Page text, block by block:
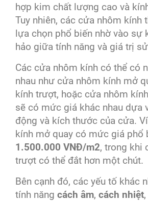
hợp kim chất lượng cao và
Tuy nhiên, các cửa nhôm kính
lựa chọn phổ biến nhờ vào sự
hảo giữa tính năng và giá trị
Các cửa nhôm kính có thể có
nhau như cửa nhôm kính mở
kính trượt, hoặc cửa nhôm
sẽ có mức giá khác nhau dựa
động và kích thước của cửa.
kính mở quay có mức giá phổ
1.500.000 VNĐ/m2, trong khi
trượt có thể đắt hơn một chút.
Bên cạnh đó, các yếu tố khác
tính năng cách âm, cách nhiệt